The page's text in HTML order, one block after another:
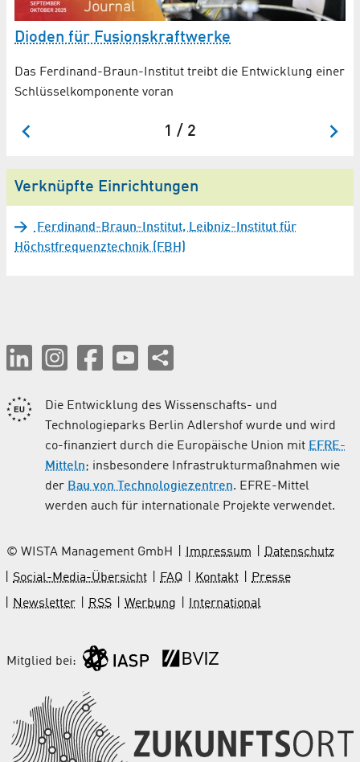
Dioden für Fusionskraftwerke
Das Ferdinand-Braun-Institut treibt die Entwicklung einer
Schlüsselkomponente voran
1 / 2
Verknüpfte Einrichtungen
Ferdinand-Braun-Institut, Leibniz-Institut für
Höchstfrequenztechnik (FBH)
Die Entwicklung des Wissenschafts- und
Technologieparks Berlin Adlershof wurde und wird
co-finanziert durch die Europäische Union mit EFRE-
Mitteln; insbesondere Infrastrukturmaßnahmen wie
der Bau von Technologiezentren. EFRE-Mittel
werden auch für internationale Projekte verwendet.
© WISTA Management GmbH Impressum
Datenschutz
Social-Media-Übersicht
FAQ Kontakt
Presse
Newsletter
RSS Werbung International
Mitglied bei: